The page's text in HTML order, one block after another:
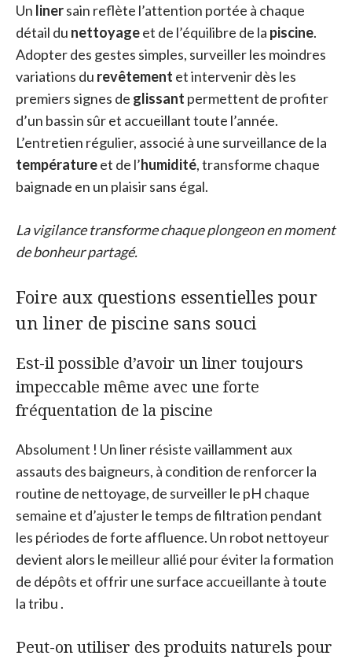
Un linersain reflète l’attention portée à chaque
détail du nettoyageet de l’équilibre de la piscine.
Adopter des gestes simples, surveiller les moindres
variations du revêtement et intervenir dès les
premiers signes de glissant permettent de profiter
d’un bassin sûr et accueillant toute l’année.
L’entretien régulier, associé à une surveillance de la
températureet de l’humidité, transforme chaque
baignade en un plaisir sans égal.
La vigilance transforme chaque plongeon en moment
de bonheur partagé.
Foire aux questions essentielles pour
un liner de piscine sans souci
Est-il possible d’avoir un liner toujours
impeccable même avec une forte
fréquentation de la piscine
Absolument ! Un liner résiste vaillamment aux
assauts des baigneurs, à condition de renforcer la
routine de nettoyage, de surveiller le pH chaque
semaine et d’ajuster le temps de filtration pendant
les périodes de forte affluence. Un robot nettoyeur
devient alors le meilleur allié pour éviter la formation
de dépôts et offrir une surface accueillante à toute
la tribu .
Peut-on utiliser des produits naturels pour